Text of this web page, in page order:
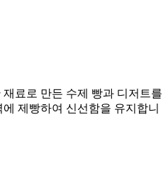
료로 만든 수제 빵과 디저트를
제빵하여 신선함을 유지합니